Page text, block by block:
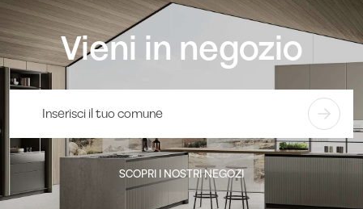
Vieni in negozio
SCOPRI I NOSTRI NEGOZI